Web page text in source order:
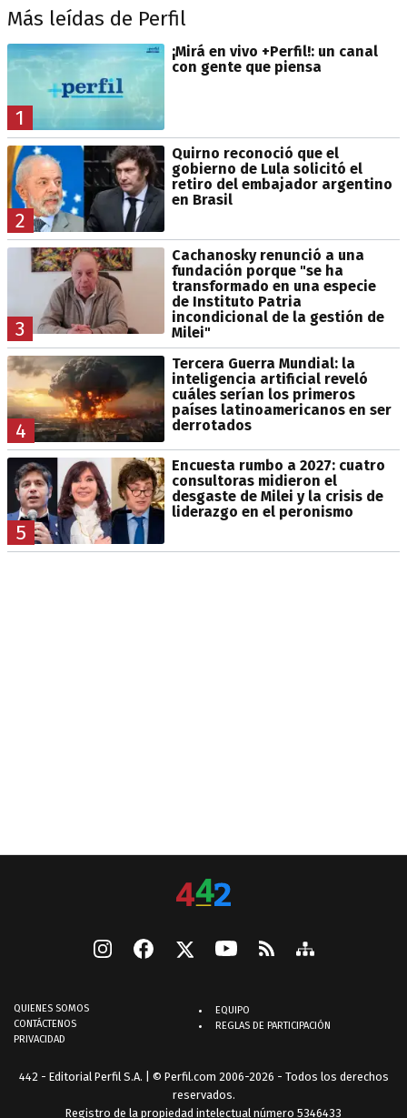
Más leídas de Perfil
1
¡Mirá en vivo +Perfil!: un canal
con gente que piensa
2
Quirno reconoció que el
gobierno de Lula solicitó el
retiro del embajador argentino
en Brasil
3
Cachanosky renunció a una
fundación porque "se ha
transformado en una especie
de Instituto Patria
incondicional de la gestión de
Milei"
4
Tercera Guerra Mundial: la
inteligencia artificial reveló
cuáles serían los primeros
países latinoamericanos en ser
derrotados
5
Encuesta rumbo a 2027: cuatro
consultoras midieron el
desgaste de Milei y la crisis de
liderazgo en el peronismo
QUIENES SOMOS
CONTÁCTENOS
PRIVACIDAD
EQUIPO
REGLAS DE PARTICIPACIÓN
442 - Editorial Perfil S.A. | © Perfil.com 2006-2026 - Todos los derechos
reservados.
Registro de la propiedad intelectual número 5346433